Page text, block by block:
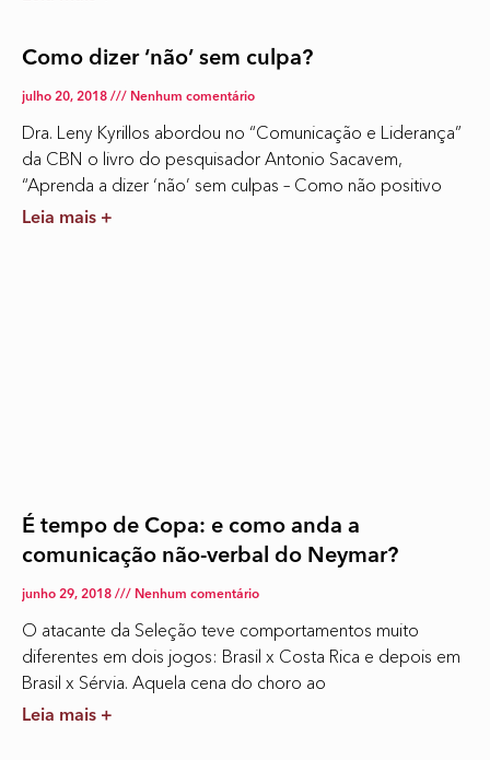
Como dizer ‘não’ sem culpa?
julho 20, 2018 Nenhum comentário
Dra. Leny Kyrillos abordou no “Comunicação e Liderança”
da CBN o livro do pesquisador Antonio Sacavem,
“Aprenda a dizer ‘não’ sem culpas – Como não positivo
Leia mais +
É tempo de Copa: e como anda a
comunicação não-verbal do Neymar?
junho 29, 2018 Nenhum comentário
O atacante da Seleção teve comportamentos muito
diferentes em dois jogos: Brasil x Costa Rica e depois em
Brasil x Sérvia. Aquela cena do choro ao
Leia mais +